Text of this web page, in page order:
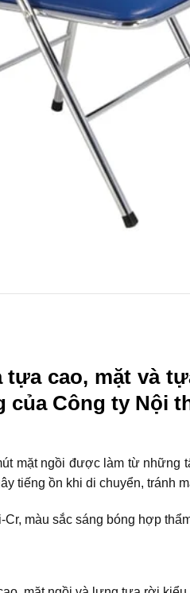
tựa cao, mặt và
Công ty Nội
mặt ngồi được làm từ những
tiếng ồn khi di chuyển, tránh
màu sắc sáng bóng hợp